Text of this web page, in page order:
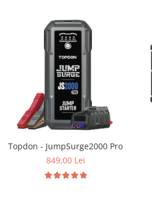
Topdon - JumpSurge2000 Pro
849,00 Lei